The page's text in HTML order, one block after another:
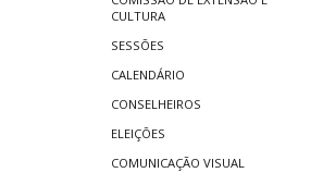
CULTURA
SESSÕES
CALENDÁRIO
CONSELHEIROS
ELEIÇÕES
COMUNICAÇÃO VISUAL